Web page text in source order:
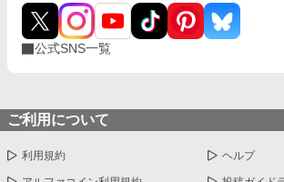
公式SNS一覧
ご利用について
利用規約 ヘルプ